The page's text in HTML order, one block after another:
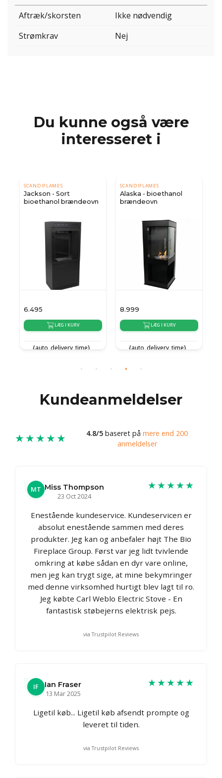
Aftræk/skorsten
Ikke nødvendig
Strømkrav
Nej
Du kunne også være
interesseret i
SCANDIFLAMES
Jackson - Sort
bioethanol brændeovn
6.495
LÆG I KURV
{auto_delivery_time}
SCANDIFLAMES
Alaska - bioethanol
brændeovn
8.999
LÆG I KURV
{auto_delivery_time}
Kundeanmeldelser
★★★★★ 4.8/5 baseret på mere end 200
anmeldelser
MT Miss Thompson
23 Oct 2024
★★★★★
Enestående kundeservice. Kundeservicen er
absolut enestående sammen med deres
produkter. Jeg kan og anbefaler højt The Bio
Fireplace Group. Først var jeg lidt tvivlende
omkring at købe sådan en dyr vare online,
men jeg kan trygt sige, at mine bekymringer
med denne virksomhed hurtigt blev lagt til ro.
Jeg købte Carl Weblo Electric Stove - En
fantastisk støbejerns elektrisk pejs.
via Trustpilot Reviews
IF
Ian Fraser
13 Mar 2025
★★★★★
Ligetil køb... Ligetil køb afsendt prompte og
leveret til tiden.
via Trustpilot Reviews